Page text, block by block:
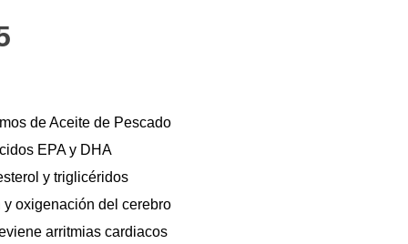
original era: $17.25.
de Aceite de Pescado
EPA y DHA
y triglicéridos
oxigenación del cerebro
arritmias cardiacos